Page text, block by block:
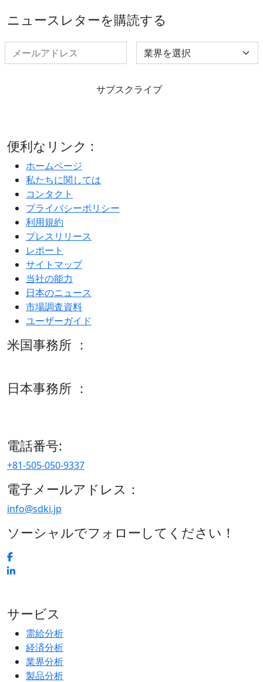
ニュースレターを購読する
Select Industry
サブスクライブ
便利なリンク :
ホームページ
私たちに関しては
コンタクト
プライバシーポリシー
利用規約
プレスリリース
レポート
サイトマップ
当社の能力
日本のニュース
市場調査資料
ユーザーガイド
米国事務所 ：
日本事務所 ：
電話番号:
+81-505-050-9337
電子メールアドレス：
info@sdki.jp
ソーシャルでフォローしてください！
サービス
需給分析
経済分析
業界分析
製品分析